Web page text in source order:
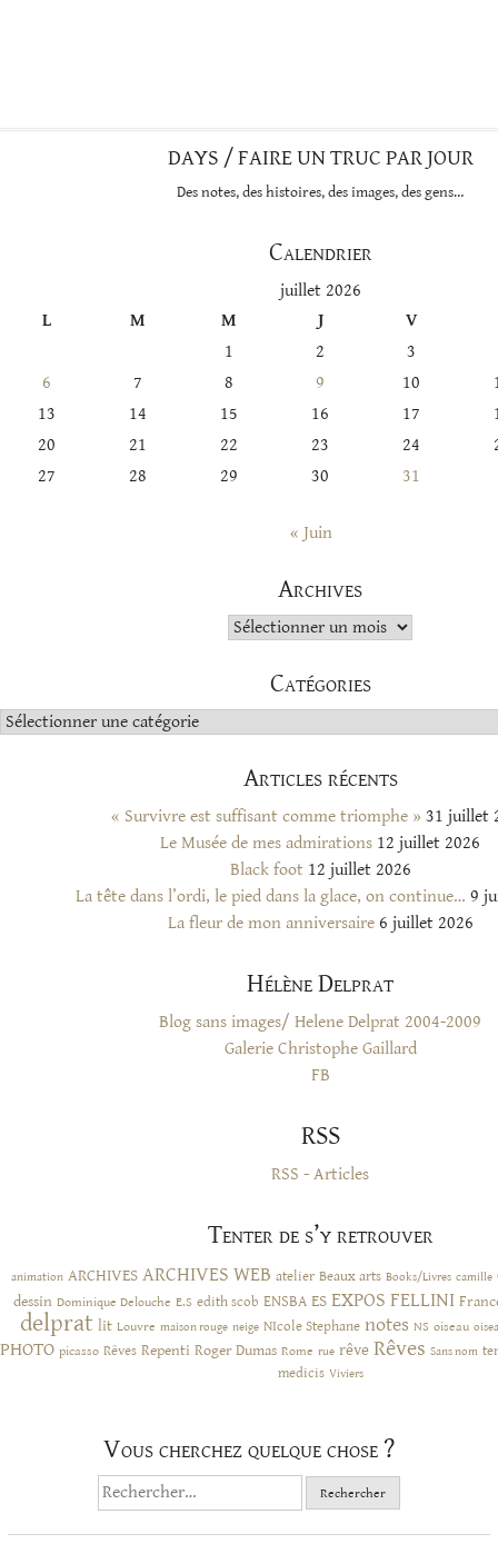
DAYS / FAIRE UN TRUC PAR JOUR
Des notes, des histoires, des images, des gens…
Calendrier
juillet 2026
L
M M J
V
1
2
3
6
7 8 9 10
13
14 15 16 17
20
21 22 23 24
27
28 29 30 31
« Juin
Archives
Archives
Catégories
Catégories
Articles récents
« Survivre est suffisant comme triomphe » 31 juillet
Le Musée de mes admirations 12 juillet 2026
Black foot 12 juillet 2026
La tête dans l’ordi, le pied dans la glace, on continue… 9
La fleur de mon anniversaire 6 juillet 2026
Hélène Delprat
Blog sans images/ Helene Delprat 2004-2009
Galerie Christophe Gaillard
FB
RSS
RSS - Articles
Tenter de s’y retrouver
animation ARCHIVES ARCHIVES WEB atelier Beaux arts Books/Livres camille
dessin Dominique Delouche E.S edith scob ENSBA ES EXPOS FELLINI
delprat lit Louvre maison rouge neige NIcole Stephane notes NS oiseau
PHOTO picasso Rêves Repenti Roger Dumas Rome rue rêve Rêves Sans nom
medicis Viviers
Vous cherchez quelque chose ?
Rechercher :